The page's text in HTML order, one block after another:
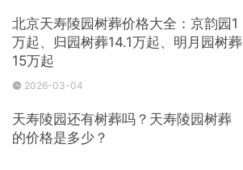
北京天寿陵园树葬价格大全：京韵园1
万起、归园树葬14.1万起、明月园树葬
15万起
2026-03-04
天寿陵园还有树葬吗？天寿陵园树葬
的价格是多少？